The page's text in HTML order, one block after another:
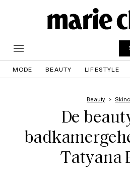
MODE BEAUTY LIFESTYLE
Beauty
De
Tatyana